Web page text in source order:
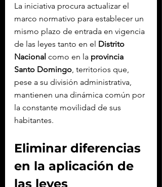
La iniciativa procura actualizar el
marco normativo para establecer un
mismo plazo de entrada en vigencia
de las leyes tanto en el Distrito
Nacional como en la provincia
Santo Domingo , territorios que,
pese a su división administrativa,
mantienen una dinámica común por
la constante movilidad de sus
habitantes.
Eliminar diferencias
en la aplicación de
las leyes